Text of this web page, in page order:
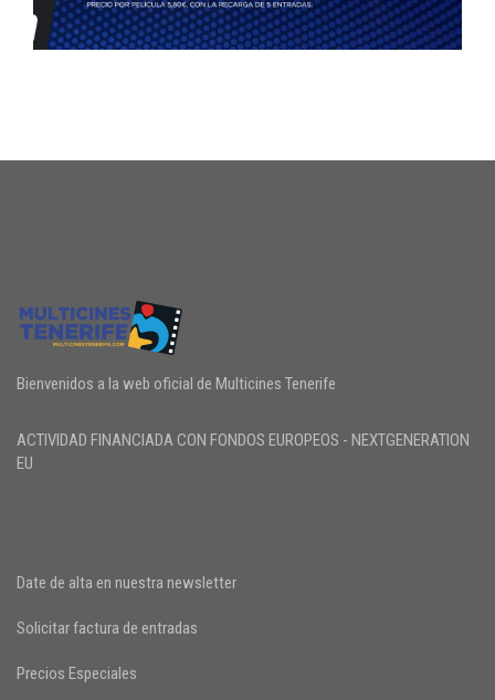
Bienvenidos a la web oficial de Multicines Tenerife
ACTIVIDAD FINANCIADA CON FONDOS EUROPEOS - NEXTGENERATION
EU
Date de alta en nuestra newsletter
Solicitar factura de entradas
Precios Especiales